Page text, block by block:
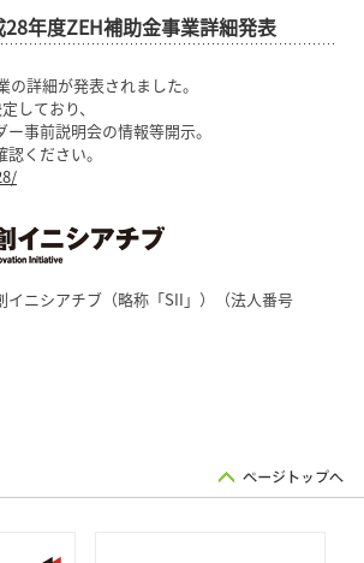
28年度ZEH補助金事業詳細発表
の詳細が発表されました。
しており、
事前説明会の情報等開示。
ください。
ニシアチブ（略称「SII」 ）（法人番号